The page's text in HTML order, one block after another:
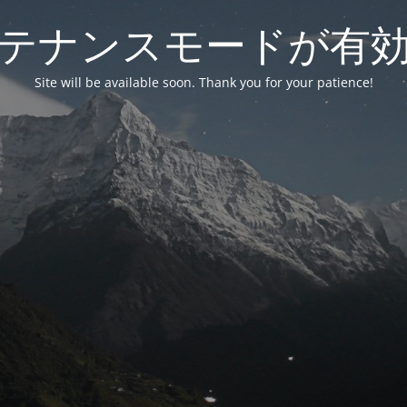
ナンスモードが有
Site will be available soon. Thank you for your patience!